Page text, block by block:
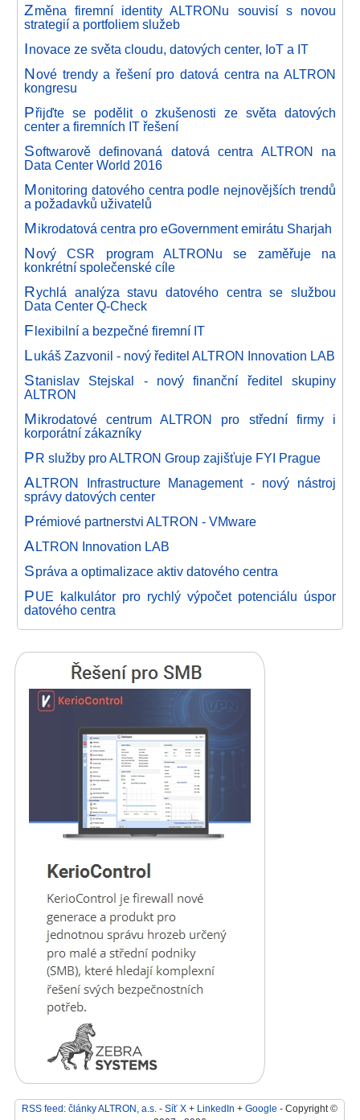
Změna firemní identity ALTRONu souvisí s novou
strategií a portfoliem služeb
Inovace ze světa cloudu, datových center, IoT a IT
Nové trendy a řešení pro datová centra na ALTRON
kongresu
Přijďte se podělit o zkušenosti ze světa datových
center a firemních IT řešení
Softwarově definovaná datová centra ALTRON na
Data Center World 2016
Monitoring datového centra podle nejnovějších trendů
a požadavků uživatelů
Mikrodatová centra pro eGovernment emirátu Sharjah
Nový CSR program ALTRONu se zaměřuje na
konkrétní společenské cíle
Rychlá analýza stavu datového centra se službou
Data Center Q-Check
Flexibilní a bezpečné firemní IT
Lukáš Zazvonil - nový ředitel ALTRON Innovation LAB
Stanislav Stejskal - nový finanční ředitel skupiny
ALTRON
Mikrodatové centrum ALTRON pro střední firmy i
korporátní zákazníky
PR služby pro ALTRON Group zajišťuje FYI Prague
ALTRON Infrastructure Management - nový nástroj
správy datových center
Prémiové partnerstvi ALTRON - VMware
ALTRON Innovation LAB
Správa a optimalizace aktiv datového centra
PUE kalkulátor pro rychlý výpočet potenciálu úspor
datového centra
RSS feed: články ALTRON, a.s. - Síť X + LinkedIn + Google - Copyright ©